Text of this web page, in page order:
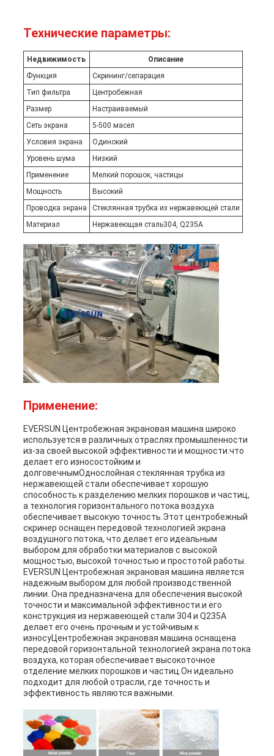
Технические параметры:
Недвижимость
Описание
Функция
Скрининг/сепарация
Тип фильтра
Центробежная
Размер
Настраиваемый
Сеть экрана
5-500 масел
Условия экрана
Одинокий
Уровень шума
Низкий
Применение
Мелкий порошок, частицы
Мощность
Высокий
Проводка экрана
Стеклянная трубка из нержавеющей стали
Материал
Нержавеющая сталь304, Q235A
Применение:
EVERSUN Центробежная экрановая машина широко
используется в различных отраслях промышленности
из-за своей высокой эффективности и мощности.что
делает его износостойким и
долговечнымОднослойная стеклянная трубка из
нержавеющей стали обеспечивает хорошую
способность к разделению мелких порошков и частиц,
а технология горизонтального потока воздуха
обеспечивает высокую точность.Этот центробежный
скринер оснащен передовой технологией экрана
воздушного потока, что делает его идеальным
выбором для обработки материалов с высокой
мощностью, высокой точностью и простотой работы.
EVERSUN Центробежная экрановая машина является
надежным выбором для любой производственной
линии. Она предназначена для обеспечения высокой
точности и максимальной эффективности.и его
конструкция из нержавеющей стали 304 и Q235A
делает его очень прочным и устойчивым к
износуЦентробежная экрановая машина оснащена
передовой горизонтальной технологией экрана потока
воздуха, которая обеспечивает высокоточное
отделение мелких порошков и частиц.Он идеально
подходит для любой отрасли, где точность и
эффективность являются важными.